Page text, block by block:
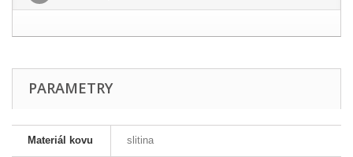
PARAMETRY
Materiál kovu slitina